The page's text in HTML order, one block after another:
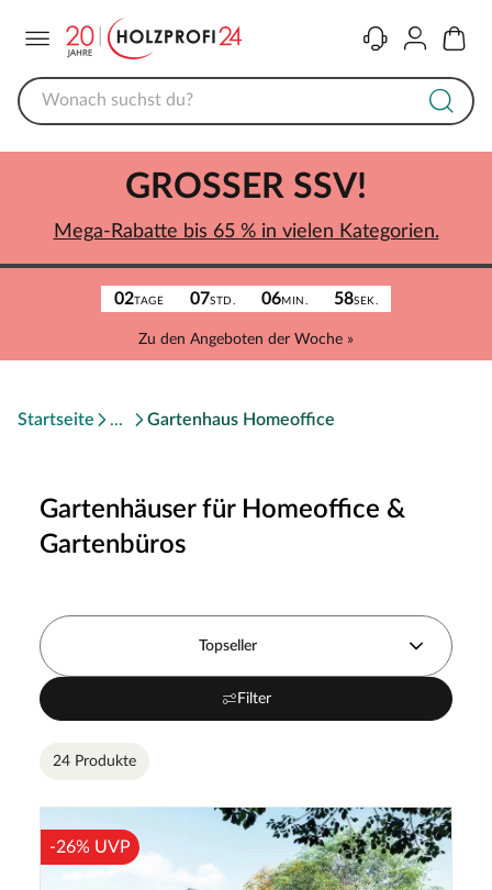
KontaktKonto
02TAGE 07STD. 06MIN. 58SEK.
Zu den Angeboten der Woche »
GROSSER SSV!
Mega-Rabatte bis 65 % in vielen Kategorien.
Startseite Gartenhaus Homeoffice
Gartenhäuser für Homeoffice &
Gartenbüros
Topseller
Filter
24 Produkte
-26% UVP